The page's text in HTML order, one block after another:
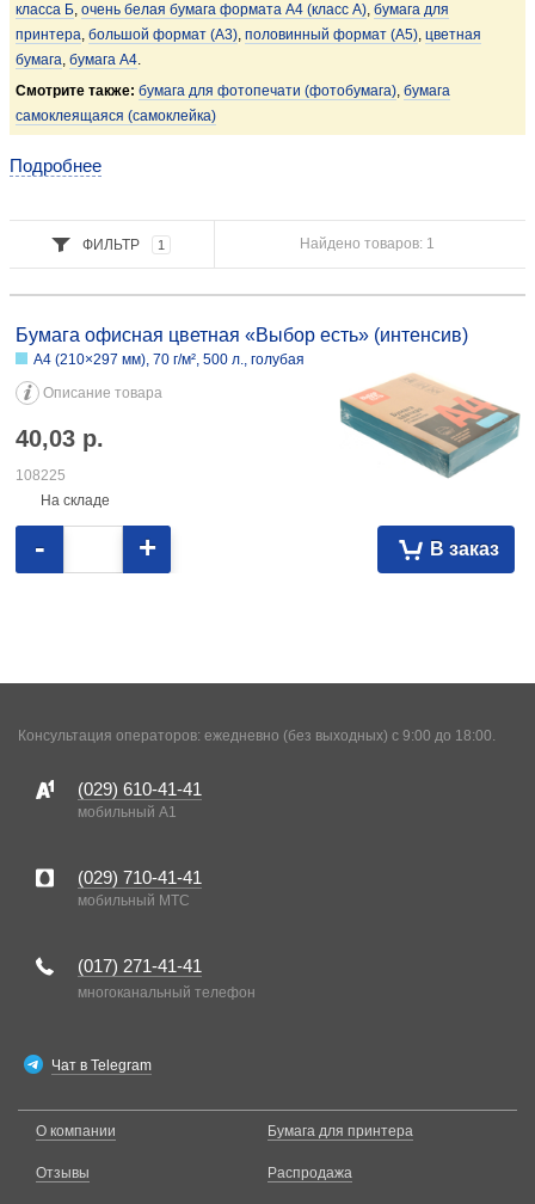
класса Б, очень белая бумага формата А4 (класс А), бумага для
принтера, большой формат (А3), половинный формат (А5), цветная
бумага, бумага А4.
Смотрите также: бумага для фотопечати (фотобумага), бумага
самоклеящаяся (самоклейка)
Подробнее
ФИЛЬТР 1 Найдено товаров: 1
70 г/м², 500 л., голубая 40,03 108225
Бумага офисная цветная «Выбор есть» (интенсив)
А4 (210×297 мм), 70 г/м², 500 л., голубая
Описание товара
40,03 р.
108225
На складе
В заказ
- +
Консультация операторов: ежедневно (без выходных) с 9:00 до 18:00.
(029) 610-41-41
мобильный A1
(029) 710-41-41
мобильный MTC
(017) 271-41-41
многоканальный телефон
Чат в Telegram
О компании
Отзывы
Бумага для принтера
Распродажа